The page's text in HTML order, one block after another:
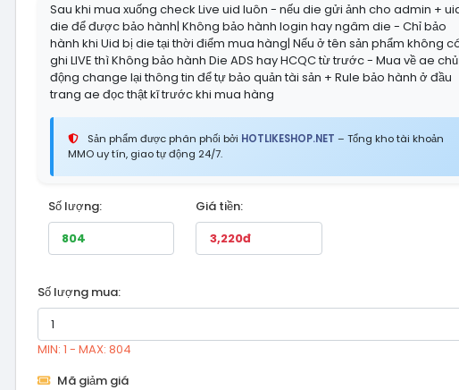
Sau khi mua xuống check Live uid luôn - nếu die gửi ảnh cho admin +
die để được bảo hành| Không bảo hành login hay ngâm die - Chỉ bảo
hành khi Uid bị die tại thời điểm mua hàng| Nếu ở tên sản phẩm không
ghi LIVE thì Không bảo hành Die ADS hay HCQC từ trước - Mua về ae chủ
động change lại thông tin để tự bảo quản tài sản + Rule bảo hành ở đầu
trang ae đọc thật kĩ trước khi mua hàng
Sản phẩm được phân phối bởi HOTLIKESHOP.NET – Tổng kho tài khoản
MMO uy tín, giao tự động 24/7.
Số lượng: Giá tiền:
Số lượng mua:
MIN: 1 - MAX: 804
Mã giảm giá